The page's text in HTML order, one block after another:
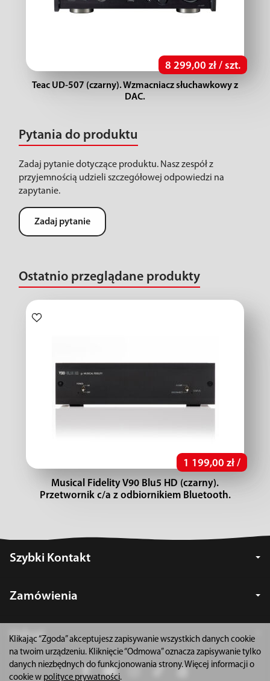
8 299,00 zł / szt.
Teac UD-507 (czarny). Wzmacniacz słuchawkowy z
DAC.
Pytania do produktu
Zadaj pytanie dotyczące produktu. Nasz zespół z
przyjemnością udzieli szczegółowej odpowiedzi na
zapytanie.
Zadaj pytanie
Ostatnio przeglądane produkty
1 199,00 zł /
Musical Fidelity V90 Blu5 HD (czarny).
Przetwornik c/a z odbiornikiem Bluetooth.
Szybki Kontakt
Zamówienia
Usługi
Klikając “Zgoda” akceptujesz zapisywanie wszystkich danych cookie
na twoim urządzeniu. Kliknięcie “Odmowa” oznacza zapisywanie tylko
danych niezbędnych do funkcjonowania strony. Więcej informacji o
cookie w polityce prywatności.